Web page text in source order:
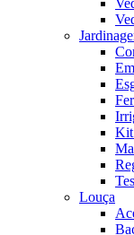
Louça